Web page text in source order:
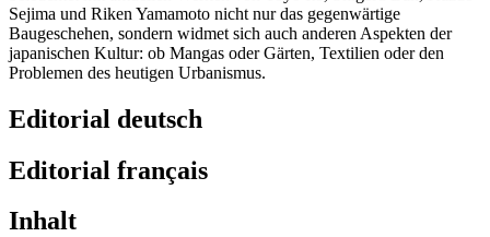
Sejima und Riken Yamamoto nicht nur das gegenwärtige
Baugeschehen, sondern widmet sich auch anderen Aspekten der
japanischen Kultur: ob Mangas oder Gärten, Textilien oder den
Problemen des heutigen Urbanismus.
Editorial deutsch
Editorial français
Inhalt